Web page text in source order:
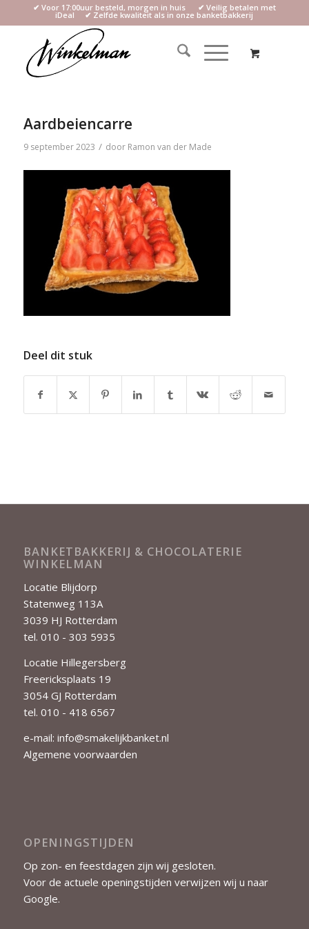
✔ Voor 17:00uur besteld, morgen in huis ✔ Veilig betalen met
iDeal ✔ Zelfde kwaliteit als in onze banketbakkerij
Aardbeiencarre
9 september 2023 / door Ramon van der Made
Deel dit stuk
BANKETBAKKERIJ & CHOCOLATERIE
WINKELMAN
Locatie Blijdorp
Statenweg 113A
3039 HJ Rotterdam
tel. 010 - 303 5935
Locatie Hillegersberg
Freericksplaats 19
3054 GJ Rotterdam
tel. 010 - 418 6567
e-mail: info@smakelijkbanket.nl
Algemene voorwaarden
OPENINGSTIJDEN
Op zon- en feestdagen zijn wij gesloten.
Voor de actuele openingstijden verwijzen wij u naar
Google.